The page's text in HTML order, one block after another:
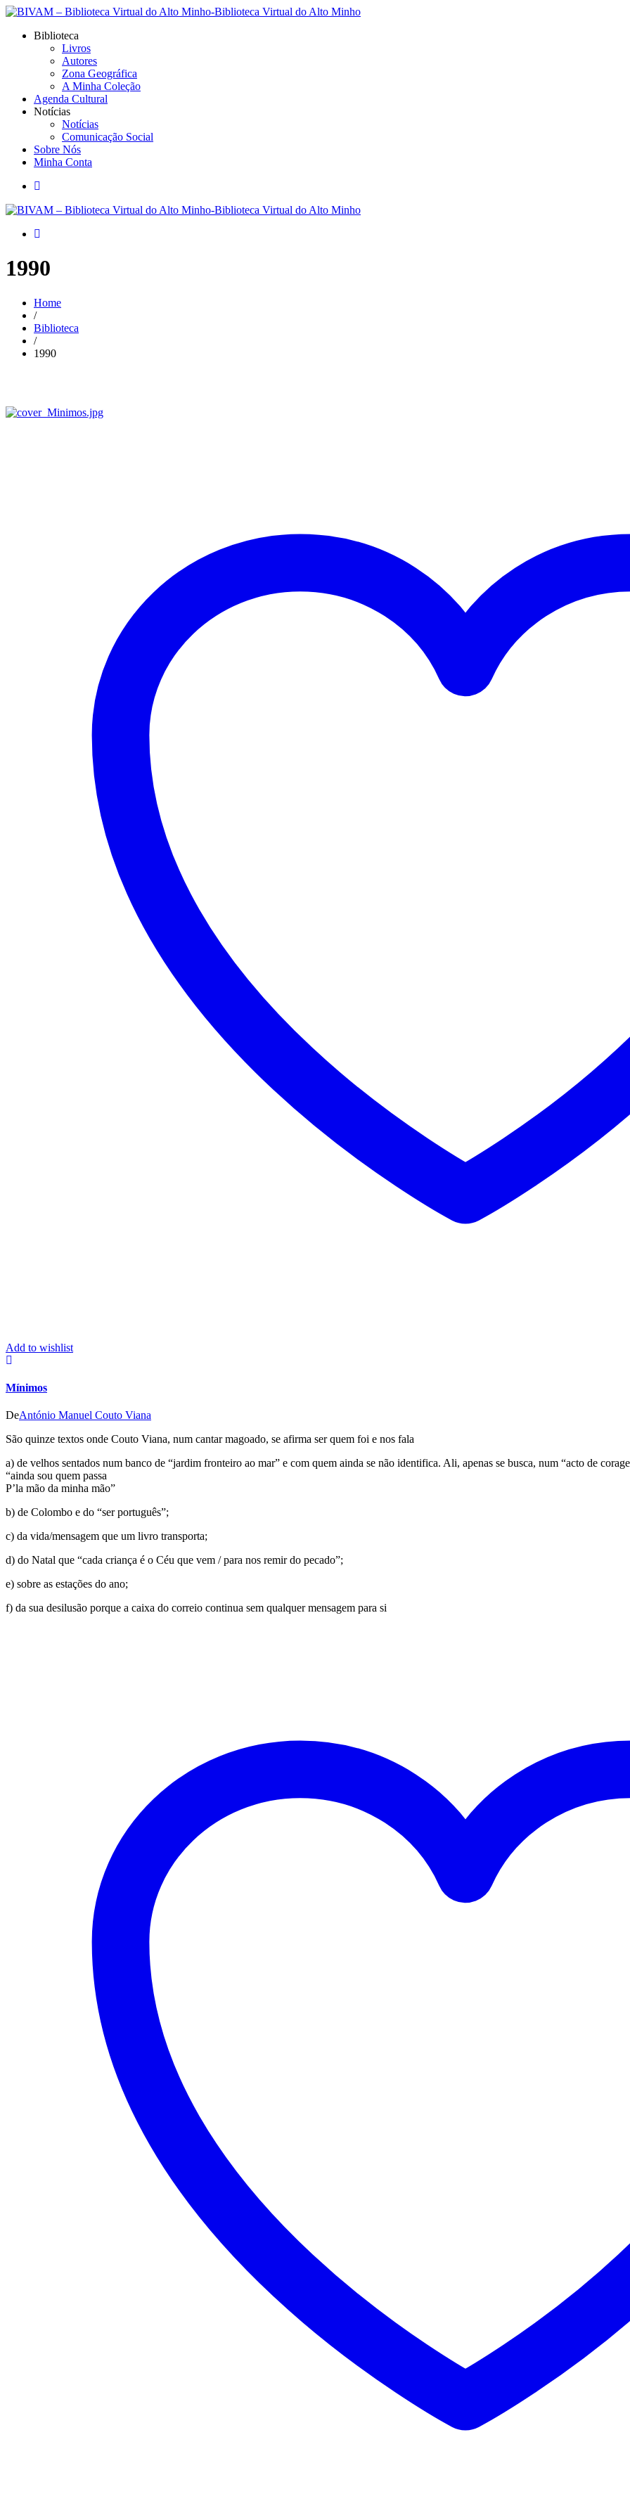
Biblioteca
Livros
Autores
Zona Geográfica
A Minha Coleção
Agenda Cultural
Notícias
Notícias
Comunicação Social
Sobre Nós
Minha Conta
1990
Home
/
Biblioteca
/
1990
Add to wishlist
Mínimos
DeAntónio Manuel Couto Viana
São quinze textos onde Couto Viana, num cantar magoado, se afirma ser quem foi e nos fala
a) de velhos sentados num banco de “jardim fronteiro ao mar” e com quem ainda se não identifica. Ali, apenas se busca, num “acto de
“ainda sou quem passa
P’la mão da minha mão”
b) de Colombo e do “ser português”;
c) da vida/mensagem que um livro transporta;
d) do Natal que “cada criança é o Céu que vem / para nos remir do pecado”;
e) sobre as estações do ano;
f) da sua desilusão porque a caixa do correio continua sem qualquer mensagem para si